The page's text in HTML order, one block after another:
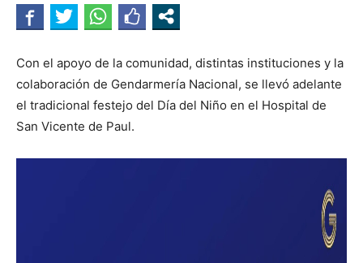
Con el apoyo de la comunidad, distintas instituciones y la
colaboración de Gendarmería Nacional, se llevó adelante
el tradicional festejo del Día del Niño en el Hospital de
San Vicente de Paul.